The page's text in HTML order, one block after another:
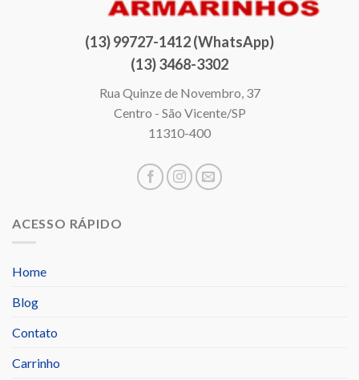
(13) 99727-1412 (WhatsApp)
(13) 3468-3302
Rua Quinze de Novembro, 37
Centro - São Vicente/SP
11310-400
ACESSO RÁPIDO
Home
Blog
Contato
Carrinho